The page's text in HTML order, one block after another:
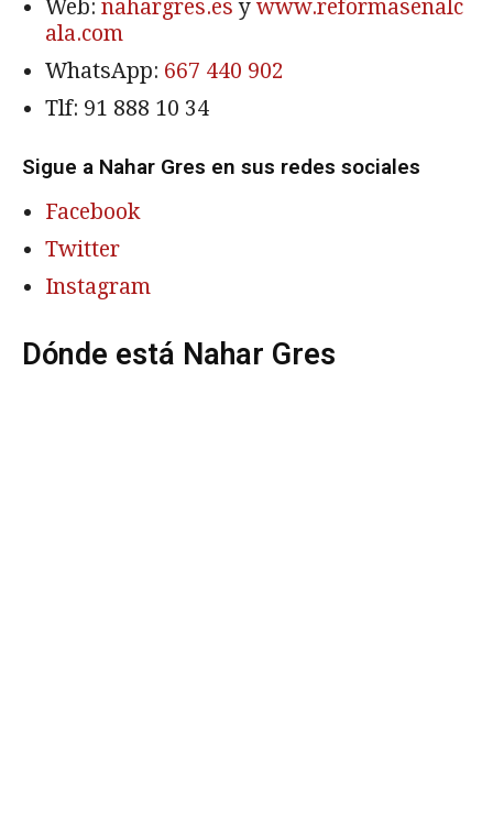
Web: nahargres.es y www.reformasenalc
ala.com
WhatsApp: 667 440 902
Tlf: 91 888 10 34
Sigue a Nahar Gres en sus redes sociales
Facebook
Twitter
Instagram
Dónde está Nahar Gres